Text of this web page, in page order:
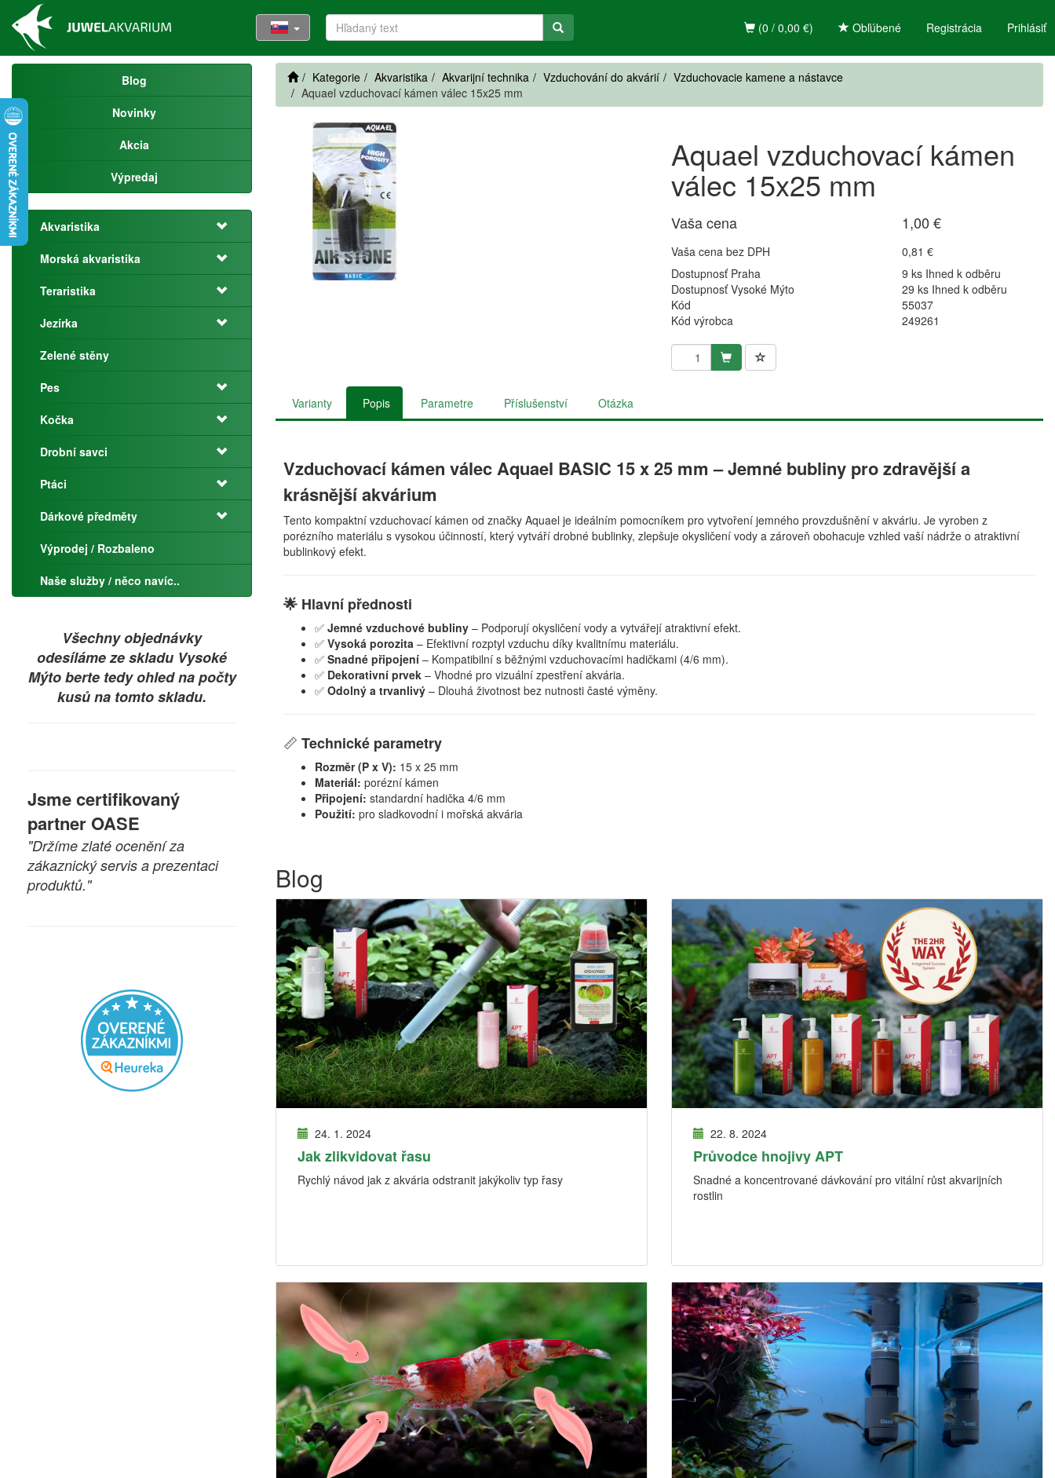
Registrácia Prihlásiť
(0 / 0,00 €) Obľúbené
Blog
Novinky
Akcia
Výpredaj
Akvaristika
Morská akvaristika
Teraristika
Jezírka
Zelené stěny
Pes
Kočka
Drobní savci
Ptáci
Dárkové předměty
Výprodej / Rozbaleno
Naše služby / něco navíc..
Všechny objednávky
odesíláme ze skladu Vysoké
Mýto berte tedy ohled na počty
kusů na tomto skladu.
Jsme certifikovaný
partner OASE
"Držíme zlaté ocenění za
zákaznický servis a prezentaci
produktů."
Kategorie Akvaristika Akvarijní technika Vzduchování do akvárií
Vzduchovacie kamene a nástavce
Aquael vzduchovací kámen válec 15x25 mm
Aquael vzduchovací kámen
válec 15x25 mm
Vaša cena 1,00 €
Vaša cena bez DPH
0,81 €
Dostupnosť Praha
9 ks Ihned k odběru
Dostupnosť Vysoké Mýto
29 ks Ihned k odběru
Kód
55037
Kód výrobca
249261
Varianty Popis Parametre Příslušenství Otázka
Vzduchovací kámen válec Aquael BASIC 15 x 25 mm – Jemné bubliny pro zdravější a
krásnější akvárium
Tento kompaktní vzduchovací kámen od značky Aquael je ideálním pomocníkem pro vytvoření jemného provzdušnění v akváriu. Je vyroben z
porézního materiálu s vysokou účinností, který vytváří drobné bublinky, zlepšuje okysličení vody a zároveň obohacuje vzhled vaší nádrže o atraktivní
bublinkový efekt.
🌟 Hlavní přednosti
✅ Jemné vzduchové bubliny – Podporují okysličení vody a vytvářejí atraktivní efekt.
✅ Vysoká porozita – Efektivní rozptyl vzduchu díky kvalitnímu materiálu.
✅ Snadné připojení – Kompatibilní s běžnými vzduchovacími hadičkami (4/6 mm).
✅ Dekorativní prvek – Vhodné pro vizuální zpestření akvária.
✅ Odolný a trvanlivý – Dlouhá životnost bez nutnosti časté výměny.
📏 Technické parametry
Rozměr (P x V): 15 x 25 mm
Materiál: porézní kámen
Připojení: standardní hadička 4/6 mm
Použití: pro sladkovodní i mořská akvária
Blog
24. 1. 2024
Jak zlikvidovat řasu
Rychlý návod jak z akvária odstranit jakýkoliv typ řasy
22. 8. 2024
Průvodce hnojivy APT
Snadné a koncentrované dávkování pro vitální růst akvarijních
rostlin